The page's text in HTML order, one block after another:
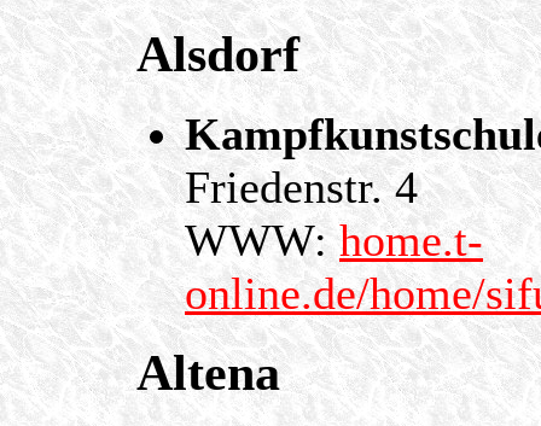
Alsdorf
Friedenstr. 4
WWW:home.t-
online.de/home/
Altena